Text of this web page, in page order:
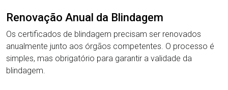
Renovação Anual da Blindagem
Os certificados de blindagem precisam ser renovados
anualmente junto aos órgãos competentes. O processo é
simples, mas obrigatório para garantir a validade da
blindagem.